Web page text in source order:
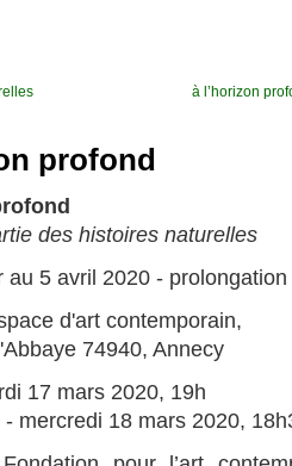
à l’horizon
profond
des histoires naturelles
au 5 avril 2020 -
d'art contemporain,
74940, Annecy
17 mars 2020, 19h
- mercredi 18 mars 2020,